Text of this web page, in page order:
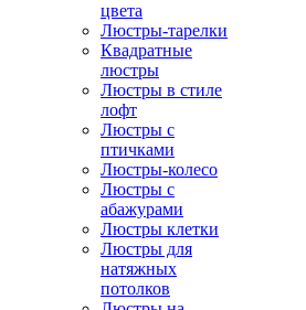
цвета
Люстры-тарелки
Квадратные
люстры
Люстры в стиле
лофт
Люстры с
птичками
Люстры-колесо
Люстры с
абажурами
Люстры клетки
Люстры для
натяжных
потолков